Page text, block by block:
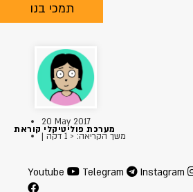
תמכי בנו
מערכת פוליטיקלי קוראת
20 May 2017
| משך הקריאה: < 1 דקה
Youtube Telegram Instagram